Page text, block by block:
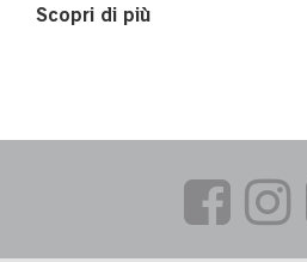
Scopri di più